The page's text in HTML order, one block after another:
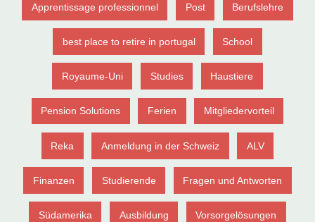
Apprentissage professionnel Post Berufslehre
best place to retire in portugal School
Royaume-Uni Studies Haustiere
Pension Solutions Ferien Mitgliedervorteil
Reka Anmeldung in der Schweiz ALV
Finanzen Studierende Fragen und Antworten
Südamerika Ausbildung Vorsorgelösungen